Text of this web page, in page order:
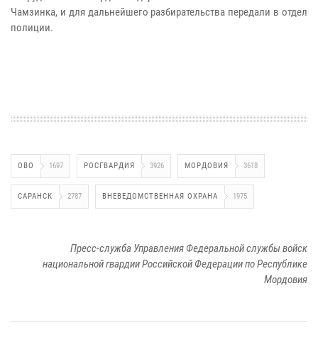
Чамзинка, и для дальнейшего разбирательства передали в отдел
полиции.
ОВО 1697 РОСГВАРДИЯ 3926 МОРДОВИЯ 3618
САРАНСК 2787 ВНЕВЕДОМСТВЕННАЯ ОХРАНА 1975
Пресс-служба Управления Федеральной службы войск
национальной гвардии Российской Федерации по Республике
Мордовия